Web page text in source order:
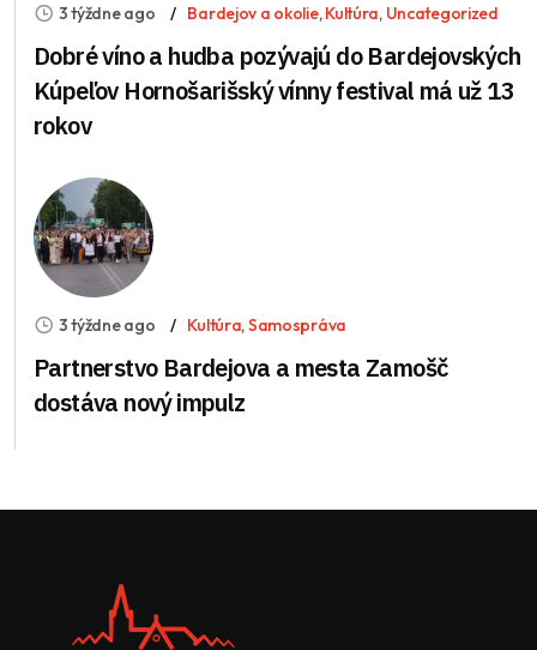
3 týždne ago Bardejov a okolie,Kultúra, Uncategorized
Dobré víno a hudba pozývajú do Bardejovských
Kúpeľov Hornošarišský vínny festival má už 13
rokov
3 týždne ago Kultúra,Samospráva
Partnerstvo Bardejova a mesta Zamošč
dostáva nový impulz